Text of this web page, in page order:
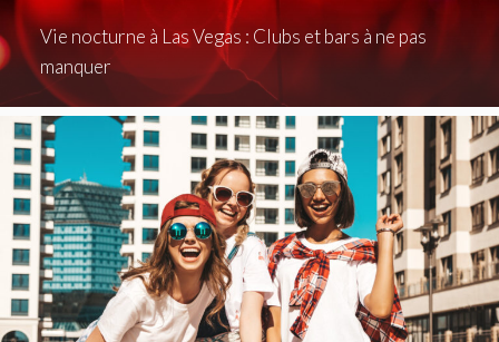
Vie nocturne à Las Vegas : Clubs et bars à ne pas
manquer